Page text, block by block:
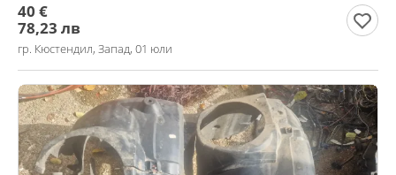
40 €
78,23 лв
гр. Кюстендил, Запад, 01 юли